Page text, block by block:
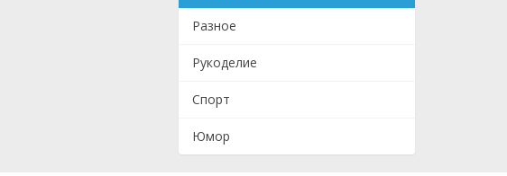
Разное
Рукоделие
Спорт
Юмор